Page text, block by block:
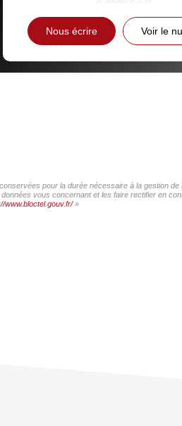
Nous écrire Voir le
pour la durée nécessaire à la gestion
vous concernant et les faire rectifier en
www.bloctel.gouv.fr/»